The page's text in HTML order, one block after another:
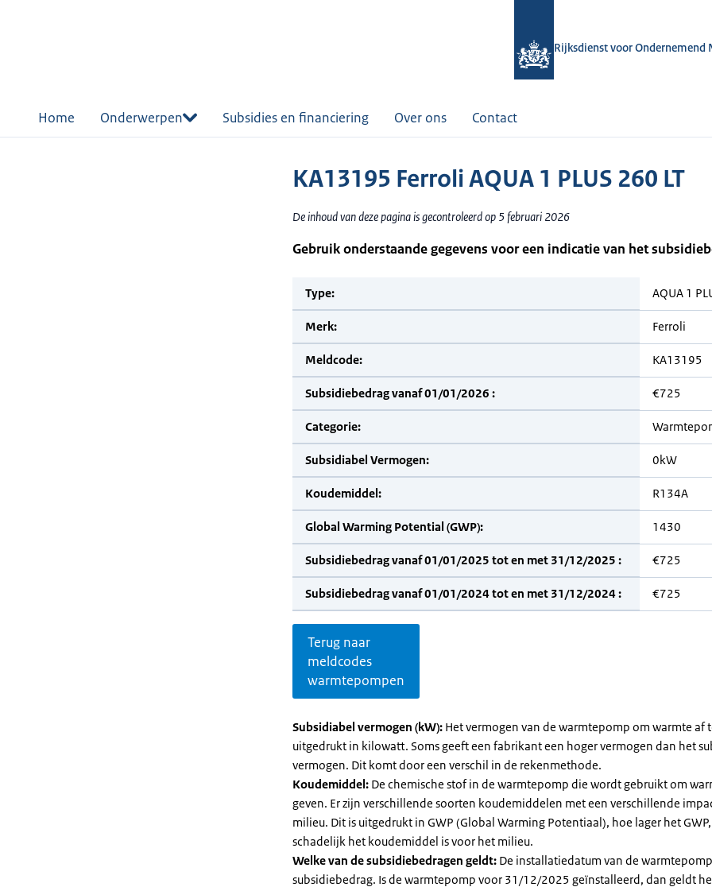
Rijksdienst voor Ondernemend
Home Onderwerpen Subsidies en financiering Over ons Contact
KA13195 Ferroli AQUA 1 PLUS 260 LT
De inhoud van deze pagina is gecontroleerd op 5 februari 2026
Gebruik onderstaande gegevens voor een indicatie van het
Type: AQUA 1
Merk: Ferroli
Meldcode: KA13195
Subsidiebedrag vanaf 01/01/2026 : €725
Categorie:
Subsidiabel Vermogen: 0kW
Koudemiddel: R134A
Global Warming Potential (GWP): 1430
Subsidiebedrag vanaf 01/01/2025 tot en met 31/12/2025 : €725
Subsidiebedrag vanaf 01/01/2024 tot en met 31/12/2024 : €725
Terug naar
meldcodes
warmtepompen
Subsidiabel vermogen (kW): Het vermogen van de warmtepomp om warmte af
uitgedrukt in kilowatt. Soms geeft een fabrikant een hoger vermogen dan het
vermogen. Dit komt door een verschil in de rekenmethode.
Koudemiddel: De chemische stof in de warmtepomp die wordt gebruikt om
geven. Er zijn verschillende soorten koudemiddelen met een verschillende
milieu. Dit is uitgedrukt in GWP (Global Warming Potentiaal), hoe lager het
schadelijk het koudemiddel is voor het milieu.
Welke van de subsidiebedragen geldt: De installatiedatum van de
subsidiebedrag. Is de warmtepomp voor 31/12/2025 geïnstalleerd, dan geldt